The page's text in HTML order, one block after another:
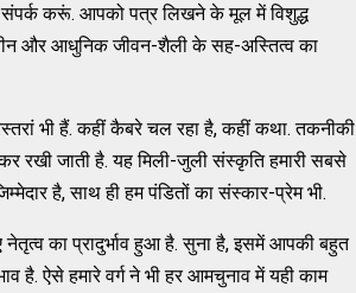
करूं. आपको पत्र लिखने के मूल में विशुद्ध
और आधुनिक जीवन-शैली के सह-अस्तित्व का
भी हैं. कहीं कैबरे चल रहा है, कहीं कथा. तकनीकी
रखी जाती है. यह मिली-जुली संस्कृति हमारी सबसे
है, साथ ही हम पंडितों का संस्कार-प्रेम भी.
नेतृत्व का प्रादुर्भाव हुआ है. सुना है, इसमें आपकी बहुत
ऐसे हमारे वर्ग ने भी हर आमचुनाव में यही काम